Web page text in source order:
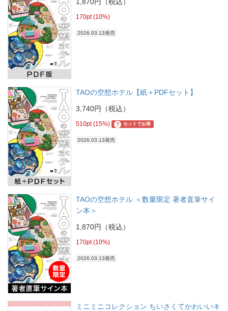
170pt (10%)
2026.03.13発売
TAOの空想ホテル【紙＋PDFセット】
3,740円（税込）
510pt (15%) ? セットでお得
2026.03.13発売
TAOの空想ホテル ＜数量限定 著者直筆サイ
ン本＞
1,870円（税込）
170pt (10%)
2026.03.13発売
ミニミニコレクション ちいさくてかわいいキ